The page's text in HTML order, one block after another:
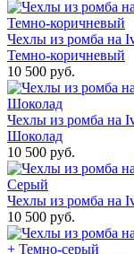
Чехлы из ромба на
Темно-коричневый
10 500 руб.
Чехлы из ромба на
Шоколад
10 500 руб.
Чехлы из ромба на
10 500 руб.